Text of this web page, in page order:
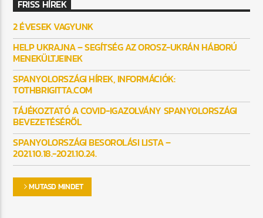
FRISS HÍREK
2 ÉVESEK VAGYUNK
HELP UKRAJNA – SEGÍTSÉG AZ OROSZ-UKRÁN HÁBORÚ
MENEKÜLTJEINEK
SPANYOLORSZÁGI HÍREK, INFORMÁCIÓK:
TOTHBRIGITTA.COM
TÁJÉKOZTATÓ A COVID-IGAZOLVÁNY SPANYOLORSZÁGI
BEVEZETÉSÉRŐL
SPANYOLORSZÁGI BESOROLÁSI LISTA –
2021.10.18.-2021.10.24.
MUTASD MINDET